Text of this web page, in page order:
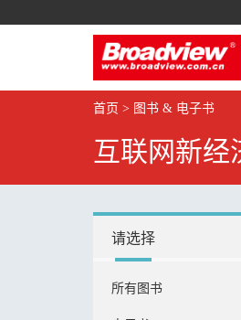
首页 > 图书 & 电子书
互联网新经
请选择
所有图书